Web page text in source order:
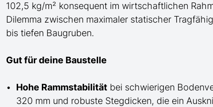
102,5 kg/m² konsequent im wirtschaftlichen
Dilemma zwischen maximaler statischer
bis tiefen Baugruben.
Gut für deine Baustelle
Hohe Rammstabilität bei schwierigen
320 mm und robuste Stegdicken, die ein